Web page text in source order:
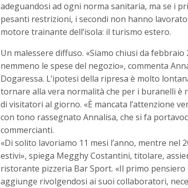
adeguandosi ad ogni norma sanitaria, ma se i
pesanti restrizioni, i secondi non hanno lavorato
motore trainante dell’isola: il turismo estero.
Un malessere diffuso. «Siamo chiusi da
nemmeno le spese del negozio», commenta
Dogaressa. L’ipotesi della ripresa è molto
tornare alla vera normalità che per i buranelli è
di visitatori al giorno. «È mancata l’attenzione
con tono rassegnatoAnnalisa, che si fa
commercianti.
«Di solito lavoriamo 11 mesi l’anno, mentre nel
estivi», spiega Megghy Costantini, titolare,
ristorante pizzeria Bar Sport. «Il primo
aggiunge rivolgendosi ai suoi collaboratori,